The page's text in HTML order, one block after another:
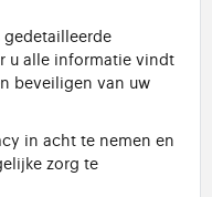
u alle informatie vindt
beveiligen van uw
in acht te nemen en
zorg te